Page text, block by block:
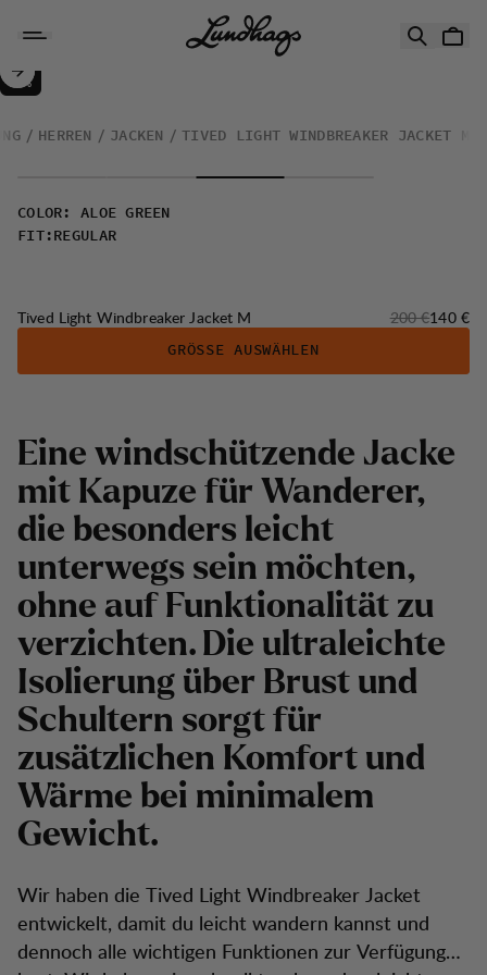
Tived Light Windbreaker Jacket M
VERKAUF
30%
HERREN JACKEN TIVED LIGHT WINDBREAKER JACKET M
COLOR : ALOE GREEN
FIT: REGULAR
Tived Light Windbreaker Jacket M Originalpreis:
200 €140 €
GRÖSSE AUSWÄHLEN
Eine windschützende Jacke
mit Kapuze für Wanderer,
die besonders leicht
unterwegs sein möchten,
ohne auf Funktionalität zu
verzichten. Die ultraleichte
Isolierung über Brust und
Schultern sorgt für
zusätzlichen Komfort und
Wärme bei minimalem
Gewicht.
Wir haben die Tived Light Windbreaker Jacket
entwickelt, damit du leicht wandern kannst und
dennoch alle wichtigen Funktionen zur Verfügung